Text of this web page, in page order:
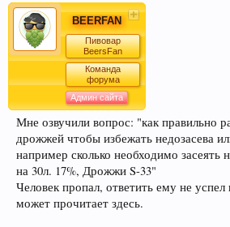
В случае, если Вы не знаете в
форума обратится с конкретным
просьба уточнить в чате этот
будут предложены подходящие
BEERFAN
Пивовар
BeersFan
Команда
форума
Админ сайта
Мне озвучили вопрос: "как правильно
дрожжей чтобы избежать недозасева
например сколько необходимо засеять
на 30л. 17%, Дрожжи S-33"
Человек пропал, ответить ему не
может прочитает здесь.